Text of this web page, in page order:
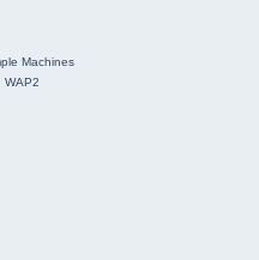
Machines
WAP2